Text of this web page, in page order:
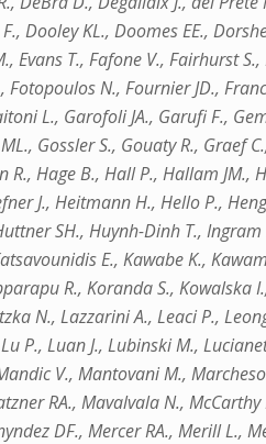
Dooley KL., Doomes EE.,
Evans T., Fafone V., Fairhurst
N., Fournier JD.,
L., Garofoli JA., Garufi F.,
Gossler S., Gouaty R., Graef
R., Hage B., Hall P., Hallam
J., Heitmann H., Hello P.,
SH., Huynh-Dinh T.,
E., Kawabe K.,
R., Koranda S., Kowalska
N., Lazzarini A., Leaci P.,
P., Luan J., Lubinski M.,
V., Mantovani M.,
RA., Mavalvala N., McCarthy
DF., Mercer RA., Merill L.,